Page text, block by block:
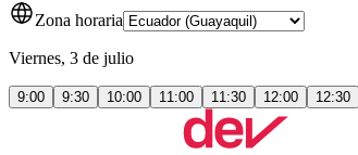
Zona horaria
Viernes, 3 de julio
9:00 9:30 10:00 11:00 11:30 12:00 12:30